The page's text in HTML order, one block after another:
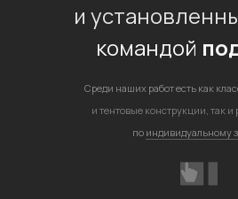
и
командой
Среди наших работ есть как
и тентовые конструкции, так
по индивидуальному